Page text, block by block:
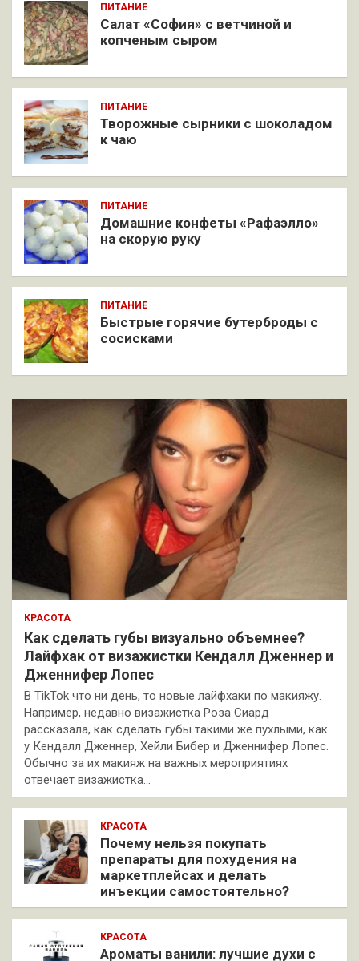
ПИТАНИЕ
Салат «София» с ветчиной и
копченым сыром
ПИТАНИЕ
Творожные сырники с шоколадом
к чаю
ПИТАНИЕ
Домашние конфеты «Рафаэлло»
на скорую руку
ПИТАНИЕ
Быстрые горячие бутерброды с
сосисками
КРАСОТА
Как сделать губы визуально объемнее?
Лайфхак от визажистки Кендалл Дженнер и
Дженнифер Лопес
В TikTok что ни день, то новые лайфхаки по макияжу.
Например, недавно визажистка Роза Сиард
рассказала, как сделать губы такими же пухлыми, как
у Кендалл Дженнер, Хейли Бибер и Дженнифер Лопес.
Обычно за их макияж на важных мероприятиях
отвечает визажистка…
КРАСОТА
Почему нельзя покупать
препараты для похудения на
маркетплейсах и делать
инъекции самостоятельно?
КРАСОТА
Ароматы ванили: лучшие духи с